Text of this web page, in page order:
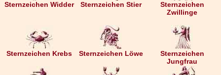
Sternzeichen Widder Sternzeichen Stier
Sternzeichen
Zwillinge
Sternzeichen Krebs Sternzeichen Löwe
Sternzeichen
Jungfrau